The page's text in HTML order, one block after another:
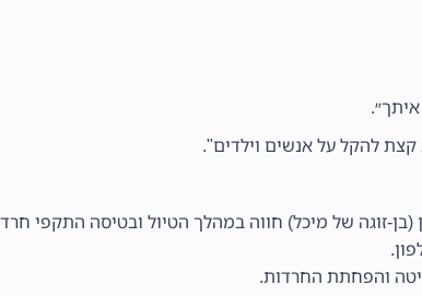
להקל על אנשים וילדים".
זוגה של מיכל) חווה במהלך הטיול ובטיסה התקפי
והפחתת החרדות.